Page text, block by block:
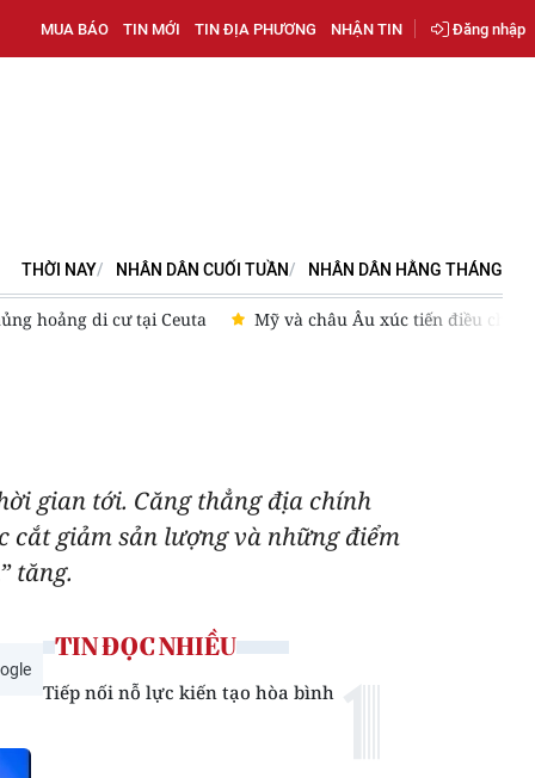
MUA BÁO TIN MỚI TIN ĐỊA PHƯƠNG NHẬN TIN Đăng nhập
THỜI NAY NHÂN DÂN CUỐI TUẦN NHÂN DÂN HẰNG THÁNG
di cư tại Ceuta Mỹ và châu Âu xúc tiến điều chỉnh mối
gian tới. Căng thẳng địa chính
cắt giảm sản lượng và những điểm
tăng.
TIN ĐỌC NHIỀU
Tiếp nối nỗ lực kiến tạo hòa bình